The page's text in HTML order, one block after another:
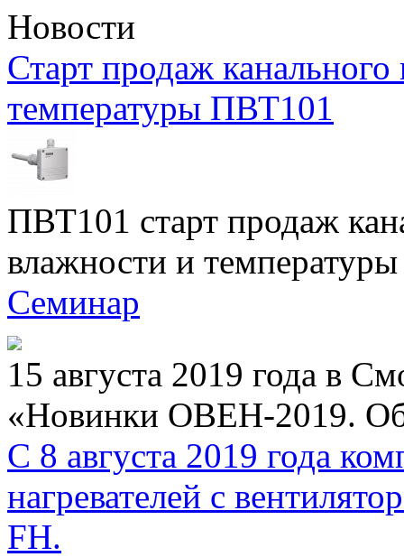
Новости
Старт продаж канального
температуры ПВТ101
ПВТ101 старт продаж
влажности и температуры
Семинар
15 августа 2019 года в
«Новинки ОВЕН-2019.
С 8 августа 2019 года
нагревателей с
FH.